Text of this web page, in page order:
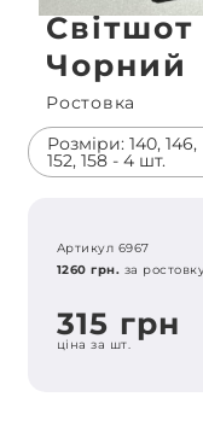
Світшот
Чорний
Ростовка
Розміри: 140, 146,
152, 158 - 4 шт.
Артикул 6967
1260 грн. за
315 грн
ціна за шт.